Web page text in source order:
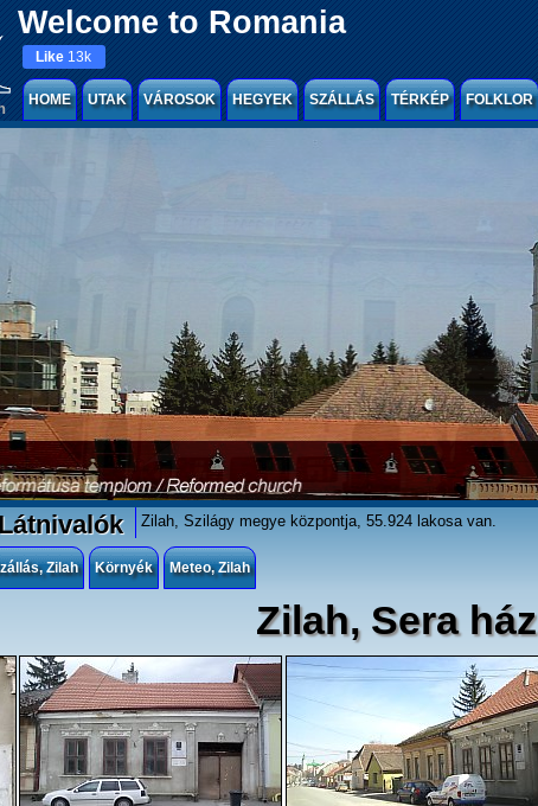
Welcome to Romania
Like 13k
HOME UTAK VÁROSOK HEGYEK SZÁLLÁS TÉRKÉP FOLKLOR
Zilah, Szilágy megye központja, 55.924 lakosa van.
Zilah Környék Meteo, Zilah
Zilah, Sera ház